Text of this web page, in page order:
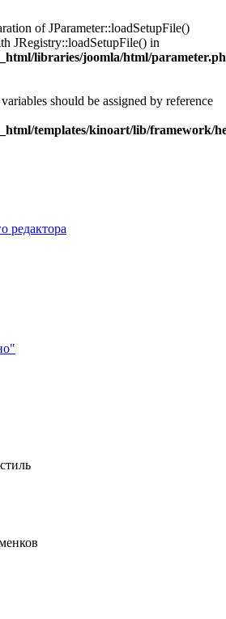
of JParameter::loadSetupFile()
JRegistry::loadSetupFile() in
libraries/joomla/html/
should be assigned by reference
templates/kinoart/lib/framework/
редактора